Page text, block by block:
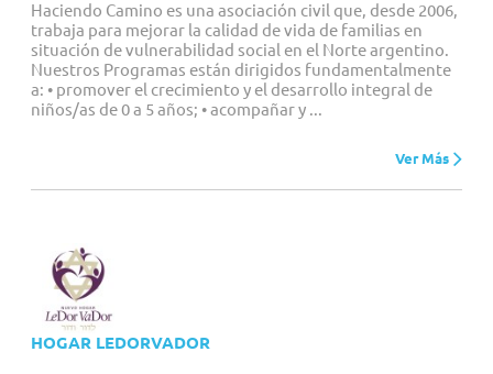
Haciendo Camino es una asociación civil que, desde 2006,
trabaja para mejorar la calidad de vida de familias en
situación de vulnerabilidad social en el Norte argentino.
Nuestros Programas están dirigidos fundamentalmente
a: • promover el crecimiento y el desarrollo integral de
niños/as de 0 a 5 años; • acompañar y ...
Ver Más
HOGAR LEDORVADOR